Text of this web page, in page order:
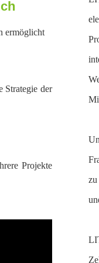
ermöglicht
Strategie der
Projekte